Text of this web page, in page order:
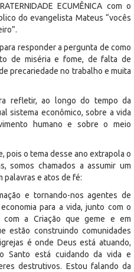
ECUMÊNICA com o
do evangelista Mateus “vocês
responder a pergunta de como
de miséria e fome, de falta de
precariedade no trabalho e muita
refletir, ao longo do tempo da
sistema econômico, sobre a vida
humano e sobre o meio
pois o tema desse ano extrapola o
somos chamados a assumir um
palavras e atos de fé:
e tornando-nos agentes de
para a vida, junto com o
a Criação que geme e em
estão construindo comunidades
é onde Deus está atuando,
Santo está cuidando da vida e
destrutivos. Estou falando da